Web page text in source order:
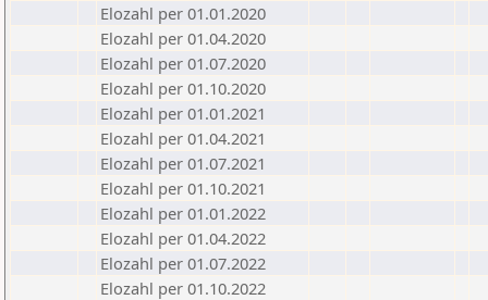
Elozahl per 01.01.2020
Elozahl per 01.04.2020
Elozahl per 01.07.2020
Elozahl per 01.10.2020
Elozahl per 01.01.2021
Elozahl per 01.04.2021
Elozahl per 01.07.2021
Elozahl per 01.10.2021
Elozahl per 01.01.2022
Elozahl per 01.04.2022
Elozahl per 01.07.2022
Elozahl per 01.10.2022